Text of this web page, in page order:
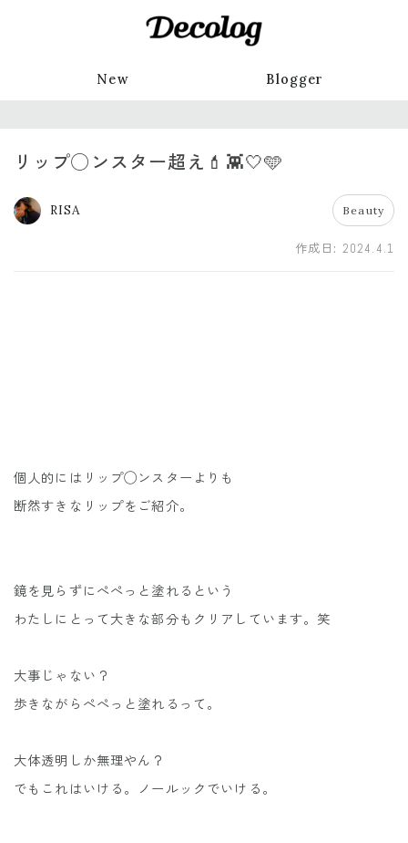
New Blogger
リップ◯ンスター超え💄👾🤍🩵
RISA Beauty
作成日: 2024.4.1
個人的にはリップ◯ンスターよりも
断然すきなリップをご紹介。
鏡を見らずにぺぺっと塗れるという
わたしにとって大きな部分もクリアしています。笑
大事じゃない？
歩きながらぺぺっと塗れるって。
大体透明しか無理やん？
でもこれはいける。ノールックでいける。